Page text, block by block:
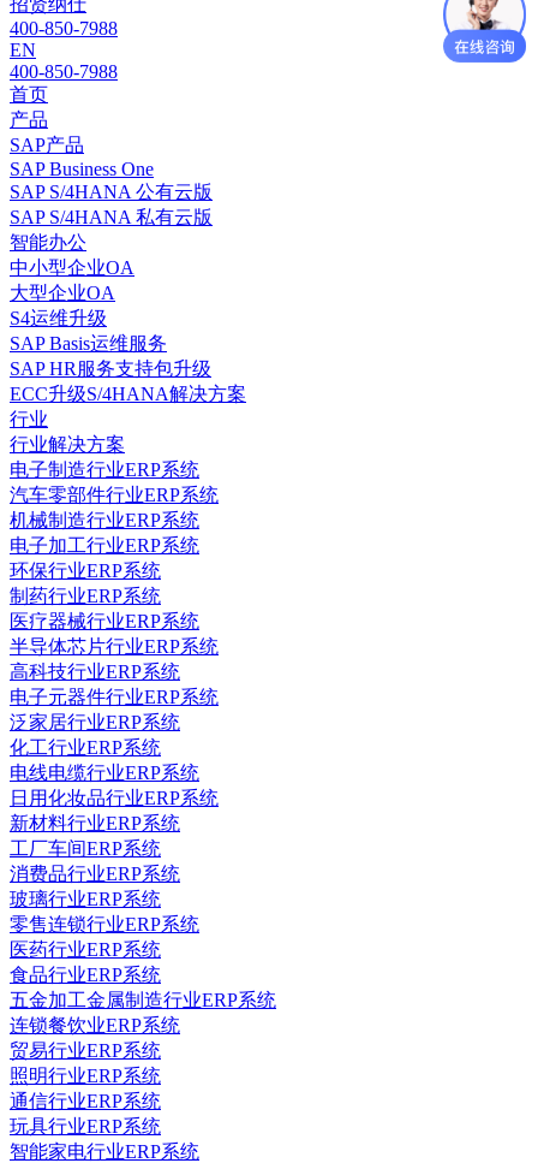
招贤纳仕
400-850-7988
EN
400-850-7988
首页
产品
SAP产品
SAP Business One
SAP S/4HANA 公有云版
SAP S/4HANA 私有云版
智能办公
中小型企业OA
大型企业OA
S4运维升级
SAP Basis运维服务
SAP HR服务支持包升级
ECC升级S/4HANA解决方案
行业
行业解决方案
电子制造行业ERP系统
汽车零部件行业ERP系统
机械制造行业ERP系统
电子加工行业ERP系统
环保行业ERP系统
制药行业ERP系统
医疗器械行业ERP系统
半导体芯片行业ERP系统
高科技行业ERP系统
电子元器件行业ERP系统
泛家居行业ERP系统
化工行业ERP系统
电线电缆行业ERP系统
日用化妆品行业ERP系统
新材料行业ERP系统
工厂车间ERP系统
消费品行业ERP系统
玻璃行业ERP系统
零售连锁行业ERP系统
医药行业ERP系统
食品行业ERP系统
五金加工金属制造行业ERP系统
连锁餐饮业ERP系统
贸易行业ERP系统
照明行业ERP系统
通信行业ERP系统
玩具行业ERP系统
智能家电行业ERP系统